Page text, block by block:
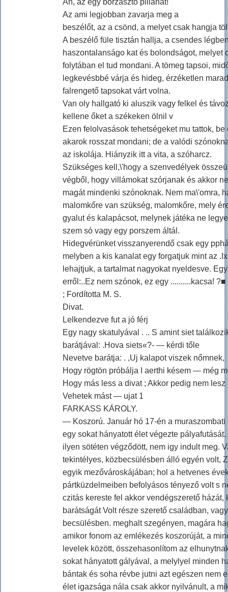
Ah, az egy borzasztó pillanat!
Az ami legjobban zavarja meg a
beszélőt, az a csönd, a melyet csak hangja
A beszélő füle tisztán hallja, a csendes
haszontalanságo kat és bolondságot, melyet
folytában el tud mondani. A tömeg tapsoi,
legkevésbbé várja és hideg, érzéketlen
falrengető tapsokat várt volna.
Van oly hallgató ki aluszik vagy felkel és
kellene őket a székeken ölnil v
Ezen felolvasások tehetségeket mu tattok, be
akarok rosszat mondani; de a valódi
az iskolája. Hiányzik itt a vita, a szóharcz.
Szükséges kell,\'hogy a szenvedélyek
végből, hogy villámokat szórjanak és akkor
magát mindenki szónoknak. Nem ma\'omra,
malomkőre van szükség, malomkőre, mely
gyalut és kalapácsot, melynek játéka ne
szem só vagy egy porszem áltál.
Hidegvérünket visszanyerendő csak egy
melyben a kis kanalat egy forgatjuk mint az
lehajtjuk, a tartalmat nagyokat nyeldesve.
erről:..Ez nem szónok, ez egy ..........kacsa! ?■
; Fordította M. S.
Divat.
Lelkendezve fut a jó férj
Egy nagy skatulyával . .. S amint siet
barátjával: .Hova siets«?- — kérdi tőle
Nevetve barátja: . ,Uj kalapot viszek nőmnek,
Hogy rögtön próbálja I aerthi késem — még
Hogy más less a divat ; Akkor pedig nem
Vehetek mást — ujat 1
FARKASS KÁROLY.
— Koszorú. Január hó 17-én a muraszombati
egy sokat hányatott élet végezte pályafutását.
ilyen sötéten végződött, nem igy indult meg.
tekintélyes, közbecsülésben álló egyén volt,
egyik mezővároskájában; hol a hetvenes
pártküzdelmeiben befolyásos tényező volt s
czitás kereste fel akkor vendégszerető házát,
barátságát Volt része szerető családban,
becsülésben. meghalt szegényen, magára
amikor fonom az emlékezés koszorúját, a
levelek között, összehasonlítom az
sokat hányatott gályával, a melylyel minden
bántak és soha révbe jutni azt egészen nem
élet igazsága nála csak akkor nyilvánult, a